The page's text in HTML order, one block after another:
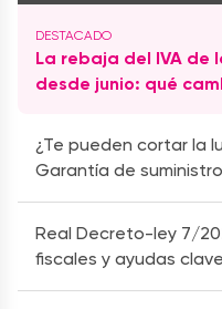
La rebaja del IVA de
desde junio: qué
¿Te pueden cortar la
Garantía de
Real Decreto-ley 7/
fiscales y ayudas clave